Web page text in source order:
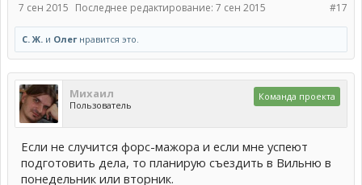
#17
7 сен 2015 Последнее редактирование: 7 сен 2015
С. Ж. и Олегнравится это.
Михаил
Пользователь
Команда проекта
Если не случится форс-мажора и если мне успеют
подготовить дела, то планирую съездить в Вильню в
понедельник или вторник.